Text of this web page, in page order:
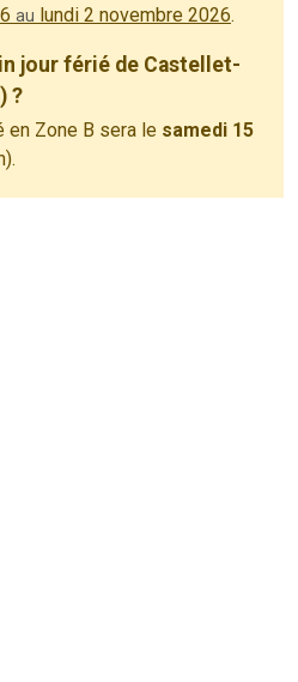
au lundi 2 novembre 2026.
jour férié de Castellet-
?
en Zone B sera le samedi 15